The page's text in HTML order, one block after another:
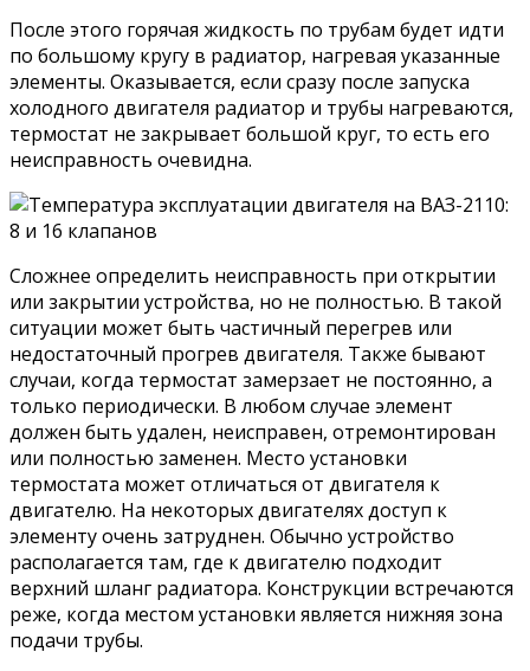
После этого горячая жидкость по трубам будет идти
по большому кругу в радиатор, нагревая указанные
элементы. Оказывается, если сразу после запуска
холодного двигателя радиатор и трубы нагреваются,
термостат не закрывает большой круг, то есть его
неисправность очевидна.
Сложнее определить неисправность при открытии
или закрытии устройства, но не полностью. В такой
ситуации может быть частичный перегрев или
недостаточный прогрев двигателя. Также бывают
случаи, когда термостат замерзает не постоянно, а
только периодически. В любом случае элемент
должен быть удален, неисправен, отремонтирован
или полностью заменен. Место установки
термостата может отличаться от двигателя к
двигателю. На некоторых двигателях доступ к
элементу очень затруднен. Обычно устройство
располагается там, где к двигателю подходит
верхний шланг радиатора. Конструкции встречаются
реже, когда местом установки является нижняя зона
подачи трубы.